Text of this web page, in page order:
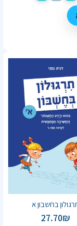
בחשבון א
27.70₪